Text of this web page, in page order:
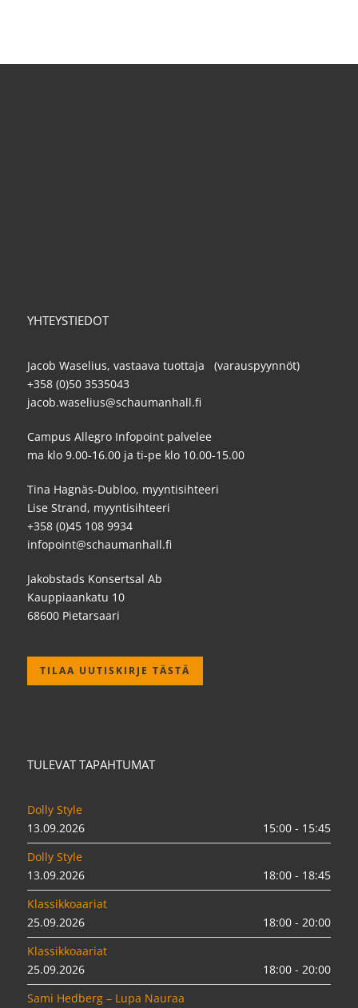
YHTEYSTIEDOT
Jacob Waselius, vastaava tuottaja (varauspyynnöt)
+358 (0)50 3535043
jacob.waselius@schaumanhall.fi
Campus Allegro Infopoint palvelee
ma klo 9.00-16.00 ja ti-pe klo 10.00-15.00
Tina Hagnäs-Dubloo, myyntisihteeri
Lise Strand, myyntisihteeri
+358 (0)45 108 9934
infopoint@schaumanhall.fi
Jakobstads Konsertsal Ab
Kauppiaankatu 10
68600 Pietarsaari
TILAA UUTISKIRJE TÄSTÄ
TULEVAT TAPAHTUMAT
Dolly Style
13.09.2026
15:00 - 15:45
Dolly Style
13.09.2026
18:00 - 18:45
Klassikkoaariat
25.09.2026
18:00 - 20:00
Klassikkoaariat
25.09.2026
18:00 - 20:00
Sami Hedberg – Lupa Nauraa